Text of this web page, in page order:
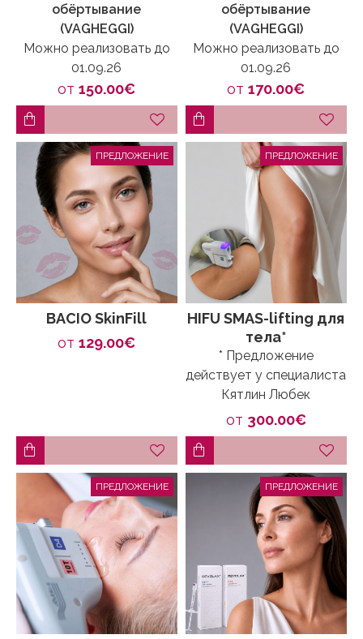
обёртывание
(VAGHEGGI)
Можно реализовать до
01.09.26
от150.00€
обёртывание
(VAGHEGGI)
Можно реализовать до
01.09.26
от170.00€
ПРЕДЛОЖЕНИЕ
BACIO SkinFill
от129.00€
ПРЕДЛОЖЕНИЕ
HIFU SMAS-lifting для
тела*
* Предложение
действует у специалиста
Кятлин Любек
от 300.00€
ПРЕДЛОЖЕНИЕ ПРЕДЛОЖЕНИЕ